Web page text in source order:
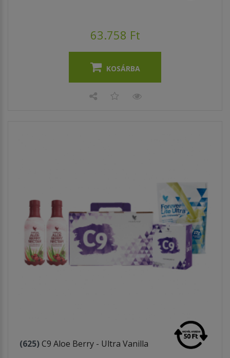
63.758 Ft
KOSÁRBA
(625)C9 Aloe Berry - Ultra Vanilla